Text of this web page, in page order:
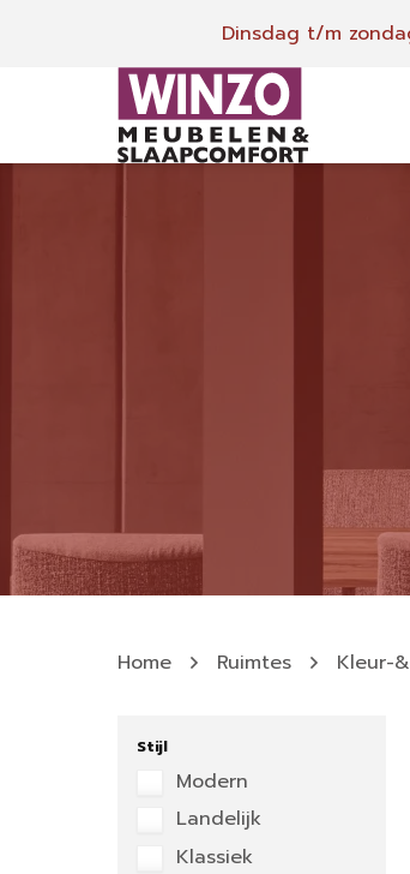
Dinsdag t/m
Home Ruimtes Kleur-
Stijl
Modern
Landelijk
Klassiek